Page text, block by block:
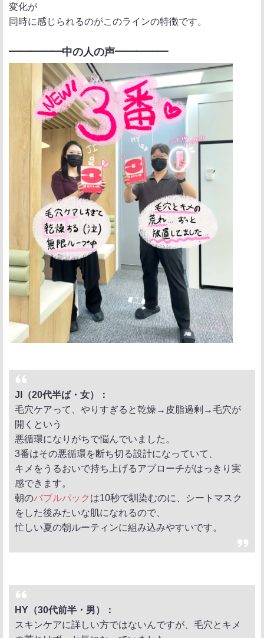
変化が
同時に感じられるのがこのラインの特徴です。
━━━━━中の人の声━━━━━
JI（20代半ば・女）：
毛穴ケアって、やりすぎると乾燥→皮脂過剰→毛穴が
開くという
悪循環になりがちで悩んでいました。
3番はその悪循環を断ち切る設計になっていて、
キメをうるおいで持ち上げるアプローチがはっきり実
感できます。
朝のバブルパック は10秒で馴染むのに、シートマスク
をした後みたいな肌になれるので、
忙しい夏の朝ルーティンに組み込みやすいです。
HY（30代前半・男）：
スキンケアに詳しい方ではないんですが、毛穴とキメ